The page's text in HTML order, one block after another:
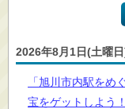
2026年8月1日(土曜
「旭川市内駅を
宝をゲットしよう！